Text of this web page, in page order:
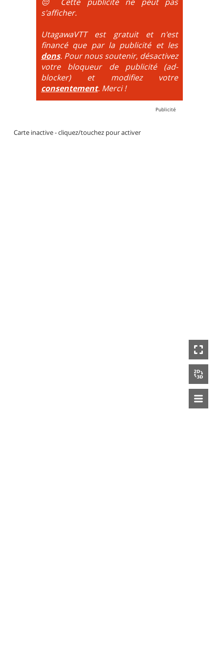
DH / Gravity : Seule la descente se passe sur le vélo.
La montée est faite via navette ou remontée
mécanique. La difficulté de la descente est indiquée
par des couleurs lorsqu'il s'agit de bikeparks. Vélo
tout suspendu et protections du corps obligatoires.
s'afficher.
UtagawaVTT est gratuit et n'est
financé que par la publicité et les
dons. Pour nous soutenir, désactivez
votre bloqueur de publicité (ad-
blocker) et modifiez votre
consentement. Merci !